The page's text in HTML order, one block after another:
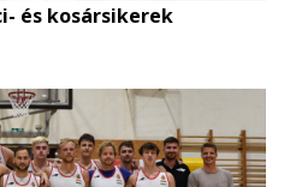
és kosársikerek